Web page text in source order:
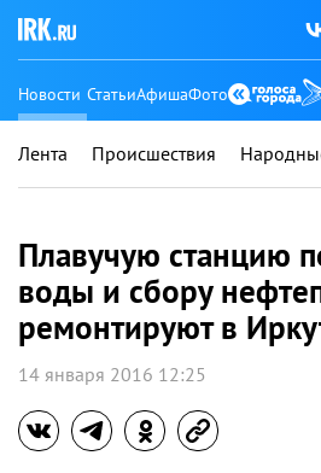
Новости СтатьиАфишаФото
Лента Происшествия
Плавучую станцию
воды и сбору
ремонтируют в
14 января 2016 12:25